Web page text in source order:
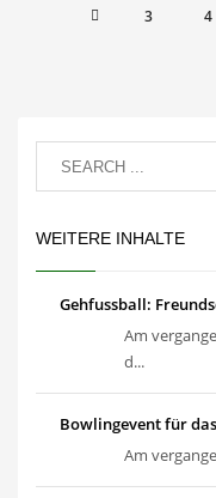
3 4
WEITERE INHALTE
Gehfussball:
Am
d...
Bowlingevent für
Am